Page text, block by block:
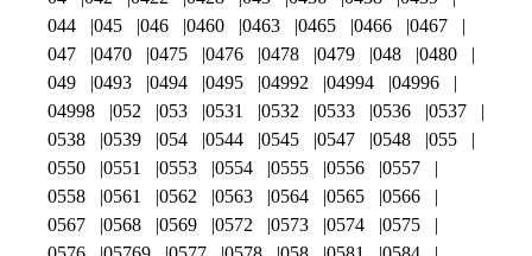
044
045 046 0460 0463 0465 0466
0467
047
0470 0475 0476 0478 0479 048
0480
049
0493 0494 0495 04992 04994
04996
04998
052 053 0531 0532 0533 0536
0537
0538
0539 054 0544 0545 0547 0548
055
0550
0551 0553 0554 0555 0556
0557
0558
0561 0562 0563 0564 0565
0566
0567
0568 0569 0572 0573 0574
0575